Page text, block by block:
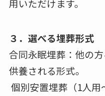
用いただけます。
３．選べる埋葬形式
合同永眠埋葬：他の
供養される形式。
個別安置埋葬（1人用